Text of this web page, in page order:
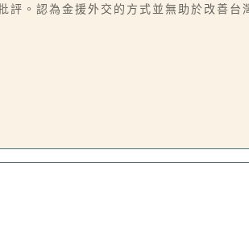
。認為金援外交的方式並無助於改善